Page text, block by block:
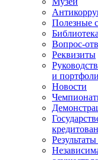
Полезные
Библиотека
Вопрос-
Реквизиты
и
Новости